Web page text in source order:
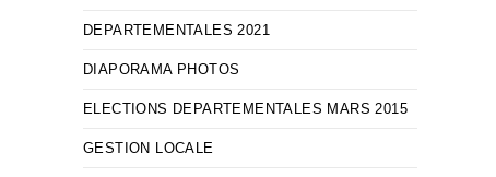
DEPARTEMENTALES 2021
DIAPORAMA PHOTOS
ELECTIONS DEPARTEMENTALES MARS 2015
GESTION LOCALE